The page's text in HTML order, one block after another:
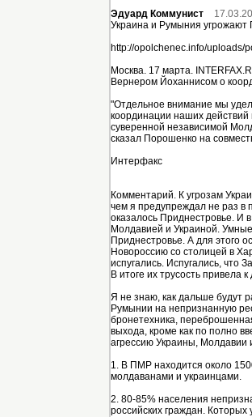
Эдуард Коммунист
Украина и Румыния угрожают
http://opolchenec.info/uploads/
Москва. 17 марта.
Вернером Йоханнисом о
"Отдельное внимание мы
координации наших действий
суверенной независимой
сказал Порошенко на
Интерфакс
Комментарий. К угрозам
чем я предупреждал не раз в
оказалось Приднестровье. И
Молдавией и Украиной.
Приднестровье. А для этого
Новороссию со столицей в
испугались. Испугались, что
В итоге их трусость привела
Я не знаю, как дальше будут
Румынии на непризнанную
бронетехника,
выхода, кроме как по полно
агрессию Украины, Молдавии
1. В ПМР находится около
молдаванами и украинцами.
2. 80-85% населения
российских граждан.